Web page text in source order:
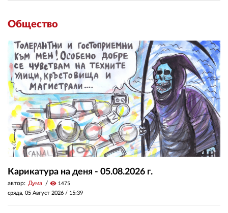
Общество
Карикатура на деня - 05.08.2026 г.
автор: Дума visibility 1475
сряда, 05 Август 2026 / 15:39